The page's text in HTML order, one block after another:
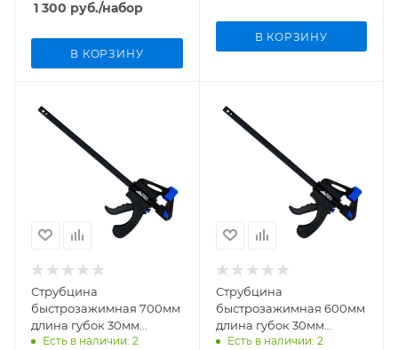
шт, арт. 4242
1 300 руб./набор
В КОРЗИНУ
В КОРЗИНУ
Струбцина
быстрозажимная 700мм
длина губок 30мм
VertexTools 2056-700
Есть в наличии: 2
Струбцина
быстрозажимная 600мм
длина губок 30мм
VertexTools 2056-600
Есть в наличии: 2